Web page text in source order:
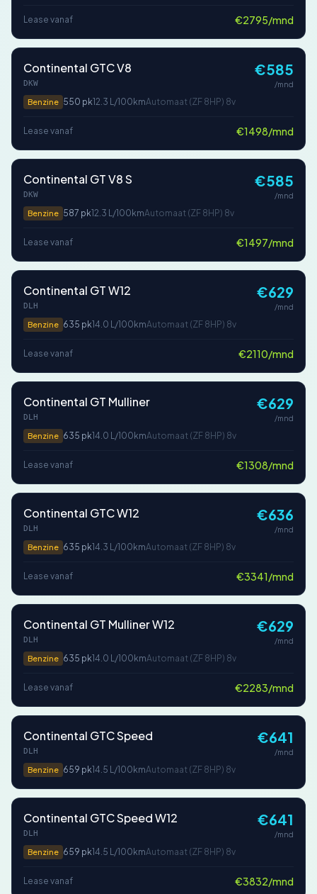
Lease vanaf €2795/mnd
Continental GTC V8
DKW
Benzine 550 pk12.3 L/100kmAutomaat (ZF 8HP) 8v
€585
/mnd
Lease vanaf €1498/mnd
Continental GT V8 S
DKW
Benzine 587 pk12.3 L/100kmAutomaat (ZF 8HP) 8v
€585
/mnd
Lease vanaf €1497/mnd
Continental GT W12
DLH
Benzine 635 pk14.0 L/100kmAutomaat (ZF 8HP) 8v
€629
/mnd
Lease vanaf €2110/mnd
Continental GT Mulliner
DLH
Benzine 635 pk14.0 L/100kmAutomaat (ZF 8HP) 8v
€629
/mnd
Lease vanaf €1308/mnd
Continental GTC W12
DLH
Benzine 635 pk14.3 L/100kmAutomaat (ZF 8HP) 8v
€636
/mnd
Lease vanaf €3341/mnd
Continental GT Mulliner W12
DLH
Benzine 635 pk14.0 L/100kmAutomaat (ZF 8HP) 8v
€629
/mnd
Lease vanaf €2283/mnd
Continental GTC Speed
DLH
Benzine 659 pk14.5 L/100kmAutomaat (ZF 8HP) 8v
€641
/mnd
Continental GTC Speed W12
DLH
Benzine 659 pk14.5 L/100kmAutomaat (ZF 8HP) 8v
€641
/mnd
Lease vanaf €3832/mnd